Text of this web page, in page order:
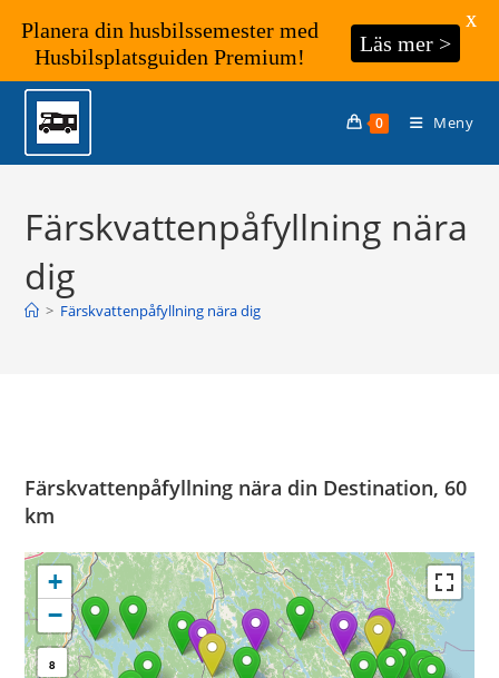
Hoppa
innehållet
0 Meny
Färskvattenpåfyllning nära
dig
> Färskvattenpåfyllning nära dig
Färskvattenpåfyllning nära din Destination, 60
km
+
−
8
Planera din husbilssemester med
Husbilsplatsguiden Premium!
Läs mer >
X